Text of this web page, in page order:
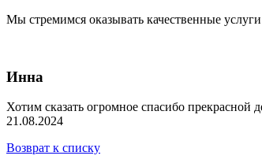
Мы стремимся оказывать качественные
Инна
Хотим сказать огромное спасибо прекрасной
21.08.2024
Возврат к списку